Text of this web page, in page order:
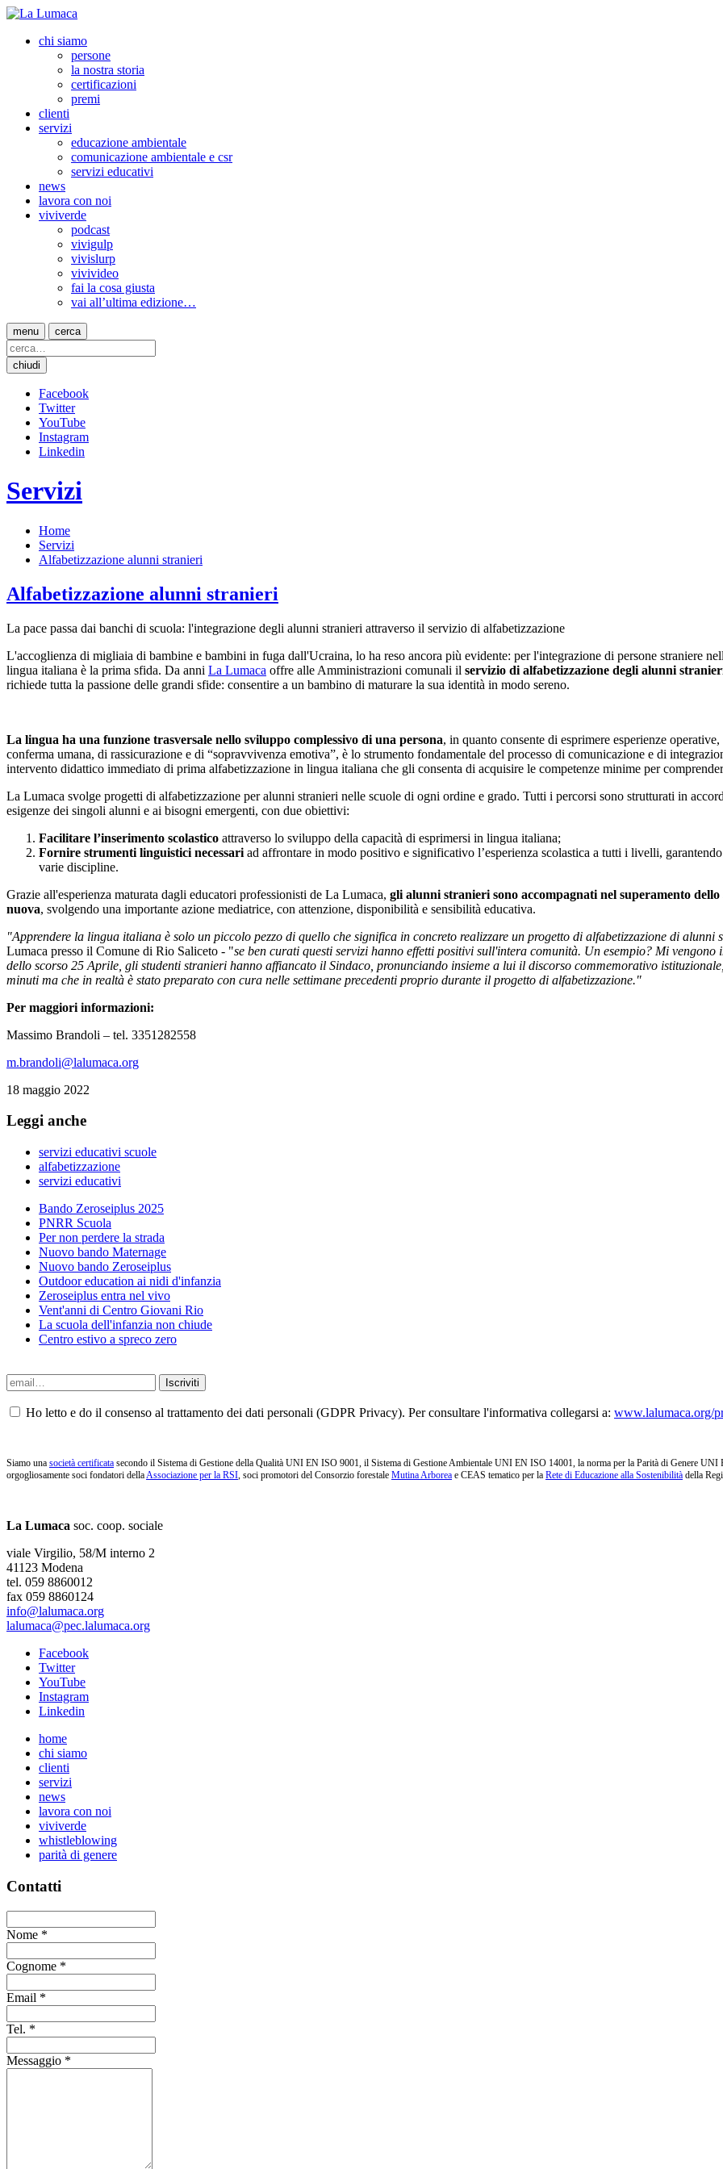
chi siamo
persone
la nostra storia
certificazioni
premi
clienti
servizi
educazione ambientale
comunicazione ambientale e csr
servizi educativi
news
lavora con noi
viviverde
podcast
vivigulp
vivislurp
vivivideo
fai la cosa giusta
vai all’ultima edizione…
menu cerca
chiudi
Facebook
Twitter
YouTube
Instagram
Linkedin
Servizi
Home
Servizi
Alfabetizzazione alunni stranieri
Alfabetizzazione alunni stranieri
La pace passa dai banchi di scuola: l'integrazione degli alunni stranieri attraverso il servizio di alfabetizzazione
L'accoglienza di migliaia di bambine e bambini in fuga dall'Ucraina, lo ha reso ancora più evidente: per l'integrazione di persone straniere
lingua italiana è la prima sfida. Da anni La Lumaca offre alle Amministrazioni comunali il servizio di alfabetizzazione degli alunni
richiede tutta la passione delle grandi sfide: consentire a un bambino di maturare la sua identità in modo sereno.
La lingua ha una funzione trasversale nello sviluppo complessivo di una persona, in quanto consente di esprimere esperienze
conferma umana, di rassicurazione e di “sopravvivenza emotiva”, è lo strumento fondamentale del processo di comunicazione e di
intervento didattico immediato di prima alfabetizzazione in lingua italiana che gli consenta di acquisire le competenze minime per
La Lumaca svolge progetti di alfabetizzazione per alunni stranieri nelle scuole di ogni ordine e grado. Tutti i percorsi sono strutturati in
esigenze dei singoli alunni e ai bisogni emergenti, con due obiettivi:
Facilitare l’inserimento scolastico attraverso lo sviluppo della capacità di esprimersi in lingua italiana;
Fornire strumenti linguistici necessari ad affrontare in modo positivo e significativo l’esperienza scolastica a tutti i livelli,
varie discipline.
Grazie all'esperienza maturata dagli educatori professionisti de La Lumaca, gli alunni stranieri sono accompagnati nel superamento
nuova, svolgendo una importante azione mediatrice, con attenzione, disponibilità e sensibilità educativa.
"Apprendere la lingua italiana è solo un piccolo pezzo di quello che significa in concreto realizzare un progetto di alfabetizzazione di alunni
Lumaca presso il Comune di Rio Saliceto - "se ben curati questi servizi hanno effetti positivi sull'intera comunità. Un esempio? Mi vengono
dello scorso 25 Aprile, gli studenti stranieri hanno affiancato il Sindaco, pronunciando insieme a lui il discorso commemorativo
minuti ma che in realtà è stato preparato con cura nelle settimane precedenti proprio durante il progetto di alfabetizzazione."
Per maggiori informazioni:
Massimo Brandoli – tel. 3351282558
m.brandoli@lalumaca.org
18 maggio 2022
Leggi anche
servizi educativi scuole
alfabetizzazione
servizi educativi
Bando Zeroseiplus 2025
PNRR Scuola
Per non perdere la strada
Nuovo bando Maternage
Nuovo bando Zeroseiplus
Outdoor education ai nidi d'infanzia
Zeroseiplus entra nel vivo
Vent'anni di Centro Giovani Rio
La scuola dell'infanzia non chiude
Centro estivo a spreco zero
Ho letto e do il consenso al trattamento dei dati personali (GDPR Privacy). Per consultare l'informativa collegarsi a: www.lalumaca.org/
Siamo una società certificata secondo il Sistema di Gestione della Qualità UNI EN ISO 9001, il Sistema di Gestione Ambientale UNI EN ISO 14001, la norma per la Parità di Genere
orgogliosamente soci fondatori dellaAssociazione per la RSI, soci promotori del Consorzio forestale Mutina Arborea e CEAS tematico per la Rete di Educazione alla Sostenibilità della
La Lumaca soc. coop. sociale
viale Virgilio, 58/M interno 2
41123 Modena
tel. 059 8860012
fax 059 8860124
info@lalumaca.org
lalumaca@pec.lalumaca.org
Facebook
Twitter
YouTube
Instagram
Linkedin
home
chi siamo
clienti
servizi
news
lavora con noi
viviverde
whistleblowing
parità di genere
Contatti
Nome *
Cognome *
Email *
Tel. *
Messaggio *